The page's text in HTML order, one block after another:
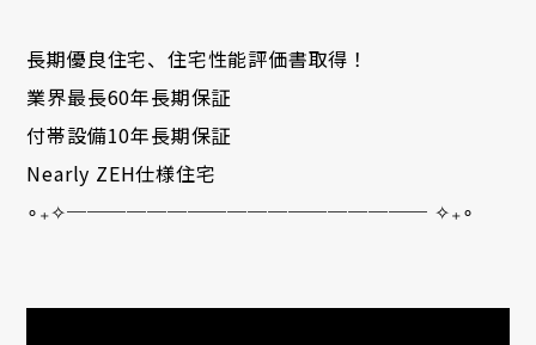
長期優良住宅、住宅性能評価書取得！
業界最長60年長期保証
付帯設備10年長期保証
Nearly ZEH仕様住宅
∘₊✧────────────────── ✧₊∘